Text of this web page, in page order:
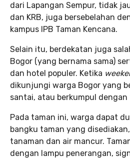
dari Lapangan Sempur, tidak
dan KRB, juga bersebelahan
kampus IPB Taman Kencana.
Selain itu, berdekatan juga
Bogor (yang bernama sama)
dan hotel populer. Ketika
dikunjungi warga Bogor yang
santai, atau berkumpul
Pada taman ini, warga dapat
bangku taman yang
tanaman dan air mancur.
dengan lampu penerangan,